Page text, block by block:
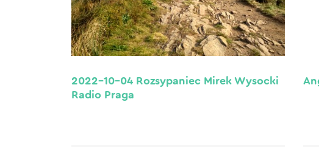
2022-10-04 Rozsypaniec Mirek Wysocki
Radio Praga